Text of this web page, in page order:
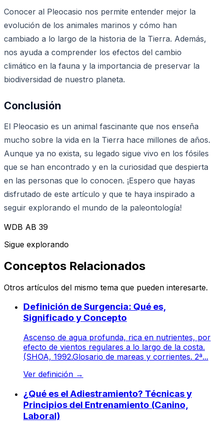
Conocer al Pleocasio nos permite entender mejor la
evolución de los animales marinos y cómo han
cambiado a lo largo de la historia de la Tierra. Además,
nos ayuda a comprender los efectos del cambio
climático en la fauna y la importancia de preservar la
biodiversidad de nuestro planeta.
Conclusión
El Pleocasio es un animal fascinante que nos enseña
mucho sobre la vida en la Tierra hace millones de años.
Aunque ya no exista, su legado sigue vivo en los fósiles
que se han encontrado y en la curiosidad que despierta
en las personas que lo conocen. ¡Espero que hayas
disfrutado de este artículo y que te haya inspirado a
seguir explorando el mundo de la paleontología!
WDB AB 39
Sigue explorando
Conceptos Relacionados
Otros artículos del mismo tema que pueden interesarte.
Definición de Surgencia: Qué es,
Significado y Concepto
Ascenso de agua profunda, rica en nutrientes, por
efecto de vientos regulares a lo largo de la costa.
(SHOA, 1992.Glosario de mareas y corrientes. 2ª...
Ver definición →
¿Qué es el Adiestramiento? Técnicas y
Principios del Entrenamiento (Canino,
Laboral)